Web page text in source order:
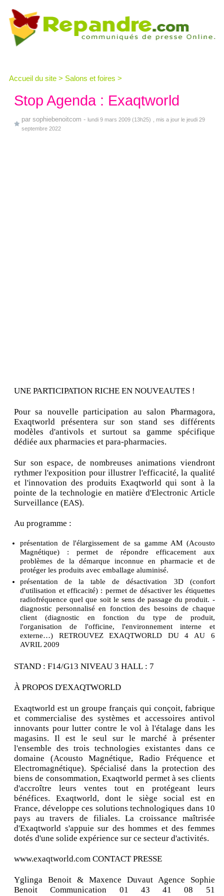
Accueil du site > Salons et foires >
Stop Agenda : Exaqtworld
par sophiebenoitcom - lundi 9 mars 2009 (13h25)
, mis a jour le jeudi 29
septembre 2022
UNE PARTICIPATION RICHE EN NOUVEAUTES !
Pour sa nouvelle participation au salon Pharmagora,
Exaqtworld présentera sur son stand ses différents
modèles d'antivols et surtout sa gamme spécifique
dédiée aux pharmacies et para-pharmacies.
Sur son espace, de nombreuses animations viendront
rythmer l'exposition pour illustrer l'efficacité, la qualité
et l'innovation des produits Exaqtworld qui sont à la
pointe de la technologie en matière d'Electronic Article
Surveillance (EAS).
Au programme :
présentation de l'élargissement de sa gamme AM (Acousto
Magnétique) : permet de répondre efficacement aux
problèmes de la démarque inconnue en pharmacie et de
protéger les produits avec emballage aluminisé.
présentation de la table de désactivation 3D (confort
d'utilisation et efficacité) : permet de désactiver les étiquettes
radiofréquence quel que soit le sens de passage du produit. -
diagnostic personnalisé en fonction des besoins de chaque
client (diagnostic en fonction du type de produit,
l'organisation de l'officine, l'environnement interne et
externe…) RETROUVEZ EXAQTWORLD DU 4 AU 6
AVRIL 2009
STAND : F14/G13 NIVEAU 3 HALL : 7
À PROPOS D'EXAQTWORLD
Exaqtworld est un groupe français qui conçoit, fabrique
et commercialise des systèmes et accessoires antivol
innovants pour lutter contre le vol à l'étalage dans les
magasins. Il est le seul sur le marché à présenter
l'ensemble des trois technologies existantes dans ce
domaine (Acousto Magnétique, Radio Fréquence et
Electromagnétique). Spécialisé dans la protection des
biens de consommation, Exaqtworld permet à ses clients
d'accroître leurs ventes tout en protégeant leurs
bénéfices. Exaqtworld, dont le siège social est en
France, développe ces solutions technologiques dans 10
pays au travers de filiales. La croissance maîtrisée
d'Exaqtworld s'appuie sur des hommes et des femmes
dotés d'une solide expérience sur ce secteur d'activités.
www.exaqtworld.com CONTACT PRESSE
Yglinga Benoit & Maxence Duvaut Agence Sophie
Benoit Communication 01 43 41 08 51